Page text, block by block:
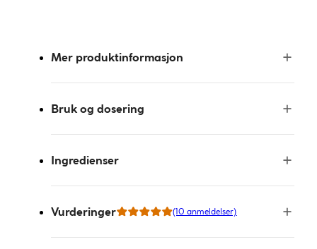
Mer produktinformasjon
Bruk og dosering
Ingredienser
Vurderinger (10 anmeldelser)